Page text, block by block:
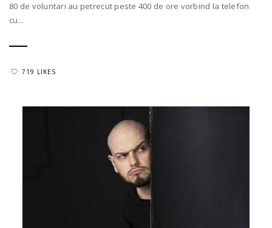
80 de voluntari au petrecut peste 400 de ore vorbind la telefon
cu...
719 LIKES